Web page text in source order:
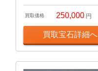
買取価格 250,000 円
買取宝石詳細へ